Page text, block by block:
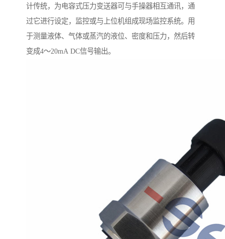
计传统，为电容式压力变送器可与手操器相互通讯，通
过它进行设定，监控或与上位机组成现场监控系统。用
于测量液体、气体或蒸汽的液位、密度和压力，然后转
变成4～20mA DC信号输出。